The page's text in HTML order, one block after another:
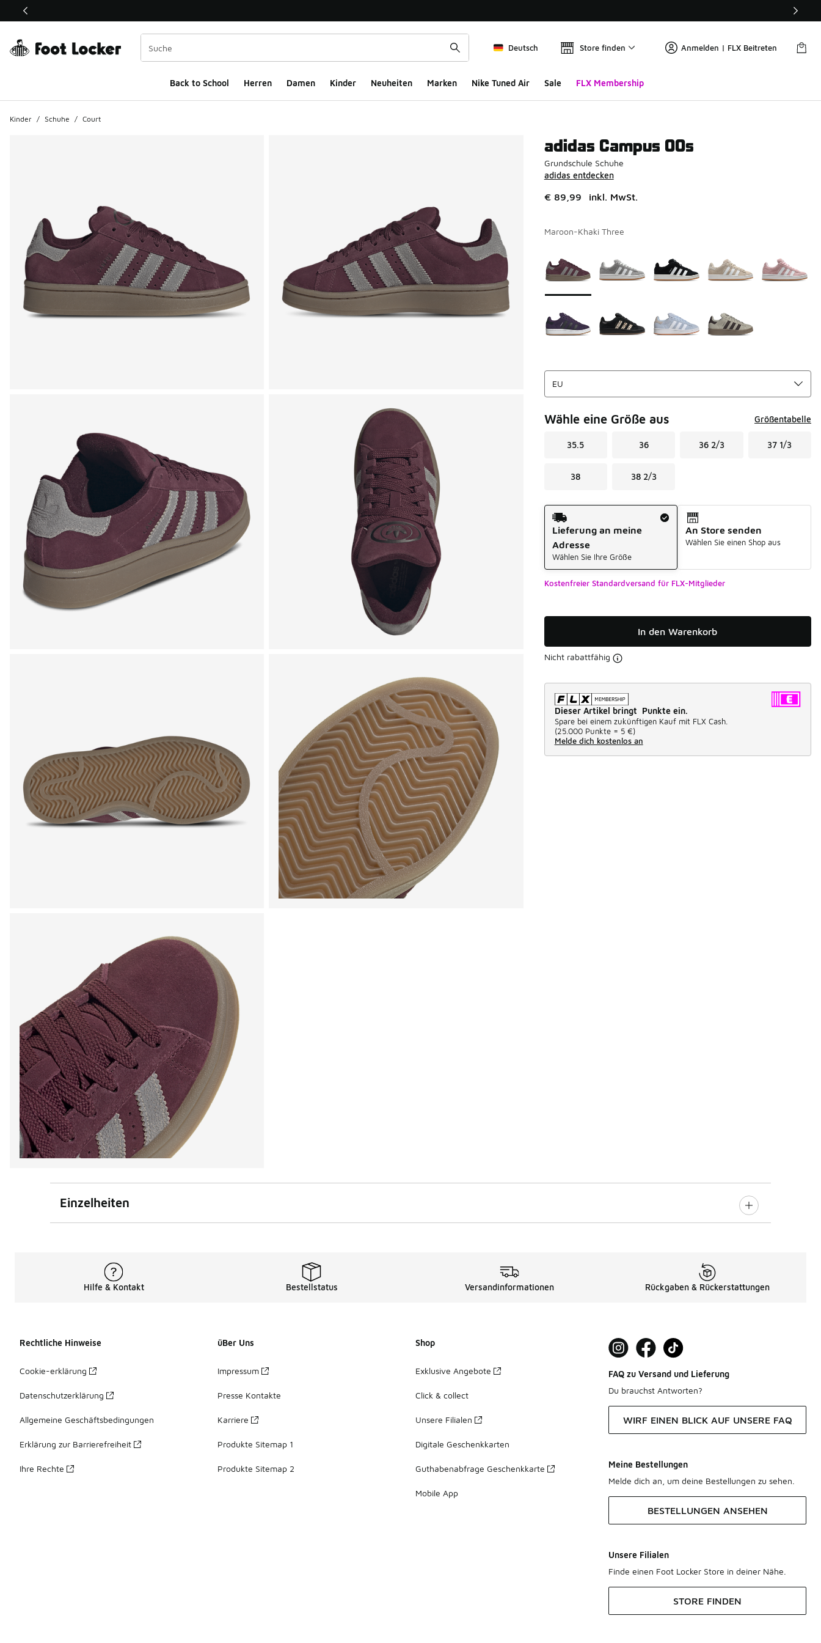
Dieser Link öffnet sich in einem neuen Fenster
Deutsch Store finden Anmelden | FLX Beitreten
Back to School Herren Damen Kinder Neuheiten Marken Nike Tuned Air Sale FLX Membership
Kinder / Schuhe / Court
adidas Campus 00s
Grundschule Schuhe
adidas entdecken
€ 89,99 inkl. MwSt.
Maroon-Khaki Three
Wähle eine Größe aus Größentabelle
35.5 36 36 2/3 37 1/3
38 38 2/3
Versandart
Lieferung an meine
Adresse
Wählen Sie Ihre Größe
An Store senden
Wählen Sie einen Shop aus
Kostenfreier Standardversand für FLX-Mitglieder
In den Warenkorb
Nicht rabattfähig
Dieser Artikel bringt Punkte ein.
Spare bei einem zukünftigen Kauf mit FLX Cash.
(25.000 Punkte = 5 €)
Melde dich kostenlos an
Einzelheiten
Hilfe & Kontakt Bestellstatus Versandinformationen Rückgaben & Rückerstattungen
Rechtliche Hinweise
Cookie-erklärung
Datenschutzerklärung
Allgemeine Geschäftsbedingungen
Erklärung zur Barrierefreiheit
Ihre Rechte
üBer Uns
Impressum
Presse Kontakte
Karriere
Produkte Sitemap 1
Produkte Sitemap 2
Shop
Exklusive Angebote
Click & collect
Unsere Filialen
Digitale Geschenkkarten
Guthabenabfrage Geschenkkarte
Mobile App
FAQ zu Versand und Lieferung
Du brauchst Antworten?
WIRF EINEN BLICK AUF UNSERE FAQ
Meine Bestellungen
Melde dich an, um deine Bestellungen zu sehen.
BESTELLUNGEN ANSEHEN
Unsere Filialen
Finde einen Foot Locker Store in deiner Nähe.
STORE FINDEN